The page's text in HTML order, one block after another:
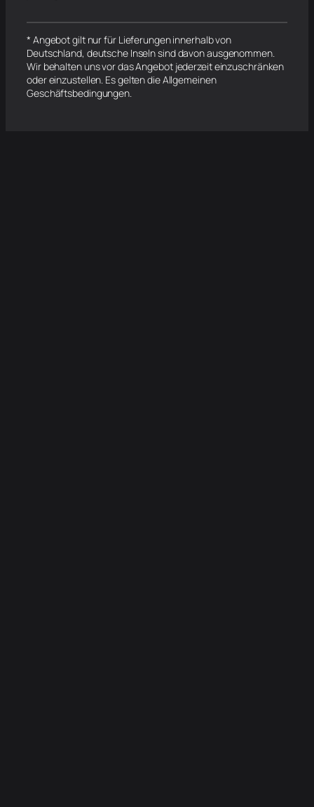
* Angebot gilt nur für Lieferungen innerhalb von
Deutschland, deutsche Inseln sind davon ausgenommen.
Wir behalten uns vor das Angebot jederzeit einzuschränken
oder einzustellen. Es gelten die Allgemeinen
Geschäftsbedingungen.